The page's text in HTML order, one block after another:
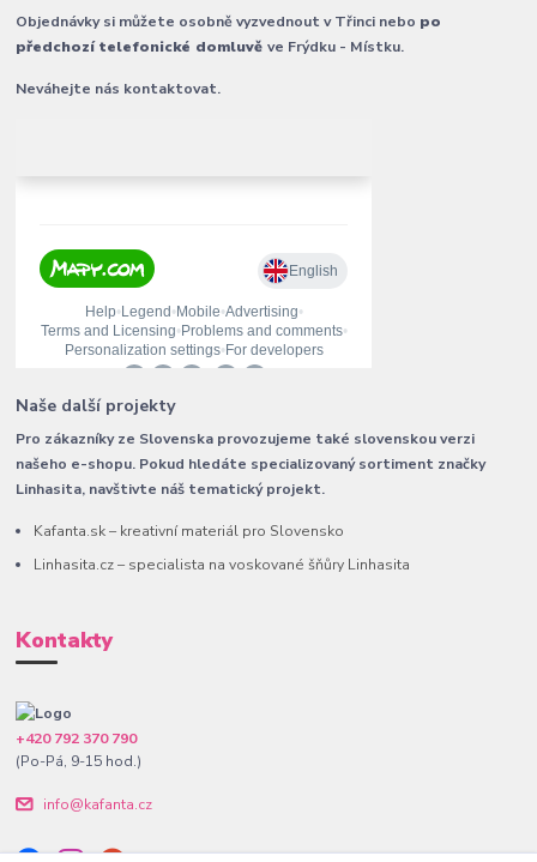
Objednávky si můžete osobně vyzvednout v Třinci nebo po
předchozí telefonické domluvěve Frýdku - Místku.
Neváhejte nás kontaktovat.
Naše další projekty
Pro zákazníky ze Slovenska provozujeme také slovenskou verzi
našeho e-shopu. Pokud hledáte specializovaný sortiment značky
Linhasita, navštivte náš tematický projekt.
Kafanta.sk – kreativní materiál pro Slovensko
Linhasita.cz – specialista na voskované šňůry Linhasita
Kontakty
+420 792 370 790
(Po-Pá, 9-15 hod.)
info@kafanta.cz